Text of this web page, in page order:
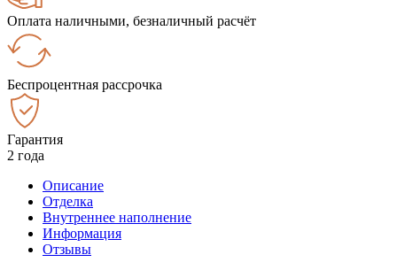
Оплата наличными, безналичный расчёт
Беспроцентная рассрочка
Гарантия
2 года
Описание
Отделка
Внутреннее наполнение
Информация
Отзывы